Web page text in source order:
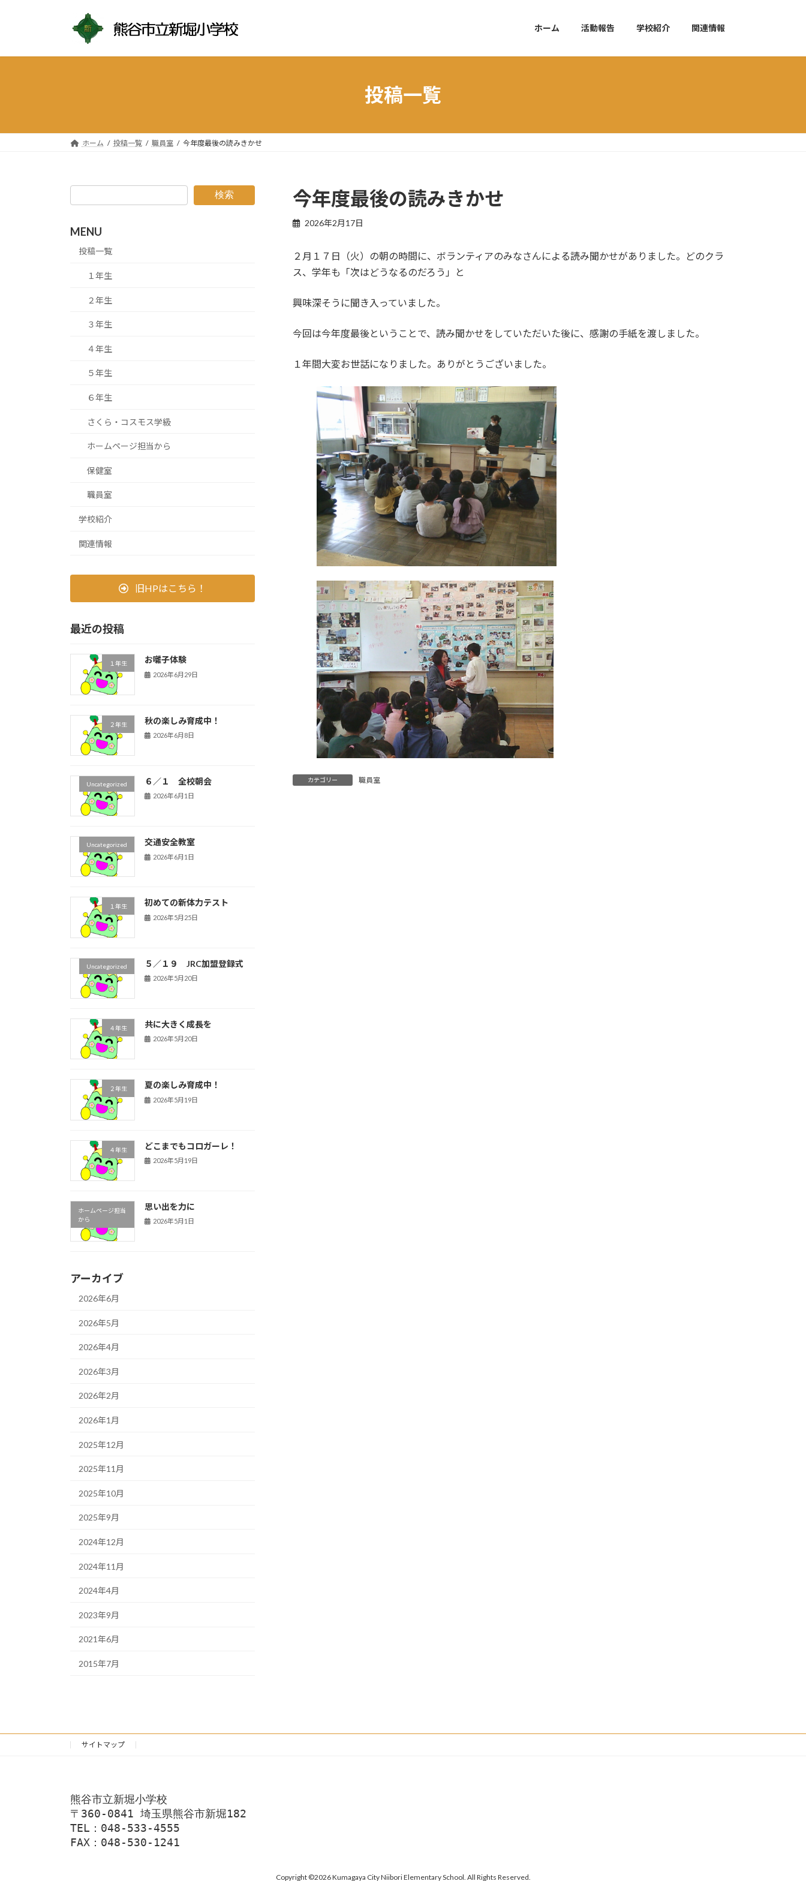
プ
動
ホーム 活動報告 学校紹介 関連情報
投稿一覧
ホーム 投稿一覧 職員室 今年度最後の読みきかせ
今年度最後の読みきかせ
2026年2月17日
２月１７日（火）の朝の時間に、ボランティアのみなさんによる読み聞かせがありました。どのクラ
ス、学年も「次はどうなるのだろう」と
興味深そうに聞き入っていました。
今回は今年度最後ということで、読み聞かせをしていただいた後に、感謝の手紙を渡しました。
１年間大変お世話になりました。ありがとうございました。
カテゴリー 職員室
検索
MENU
投稿一覧
１年生
２年生
３年生
４年生
５年生
６年生
さくら・コスモス学級
ホームページ担当から
保健室
職員室
学校紹介
関連情報
旧HPはこちら！
最近の投稿
１年生 お囃子体験
2026年6月29日
２年生 秋の楽しみ育成中！
2026年6月8日
Uncategorized ６／１ 全校朝会
2026年6月1日
Uncategorized 交通安全教室
2026年6月1日
１年生 初めての新体力テスト
2026年5月25日
Uncategorized ５／１９ JRC加盟登録式
2026年5月20日
４年生 共に大きく成長を
2026年5月20日
２年生 夏の楽しみ育成中！
2026年5月19日
４年生 どこまでもコロガーレ！
2026年5月19日
ホームページ担当
から
思い出を力に
2026年5月1日
アーカイブ
2026年6月
2026年5月
2026年4月
2026年3月
2026年2月
2026年1月
2025年12月
2025年11月
2025年10月
2025年9月
2024年12月
2024年11月
2024年4月
2023年9月
2021年6月
2015年7月
サイトマップ
熊谷市立新堀小学校
〒360-0841 埼玉県熊谷市新堀182
TEL：048-533-4555
FAX：048-530-1241
Copyright ©2026 Kumagaya City Niibori Elementary School. All Rights Reserved.